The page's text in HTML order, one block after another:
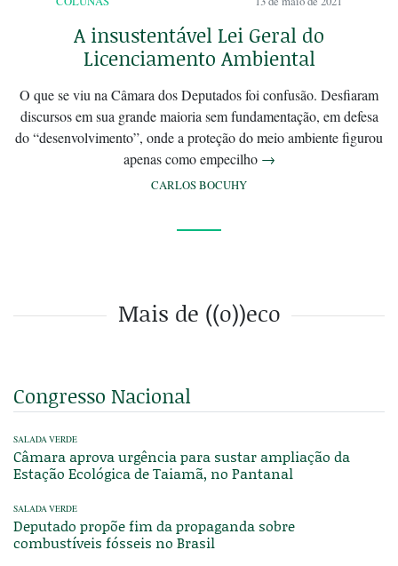
A insustentável Lei Geral do
Licenciamento Ambiental
O que se viu na Câmara dos Deputados foi confusão. Desfiaram
discursos em sua grande maioria sem fundamentação, em defesa
do “desenvolvimento”, onde a proteção do meio ambiente figurou
apenas como empecilho →
CARLOS BOCUHY
Mais de ((o))eco
Congresso Nacional
SALADA VERDE
Câmara aprova urgência para sustar ampliação da
Estação Ecológica de Taiamã, no Pantanal
SALADA VERDE
Deputado propõe fim da propaganda sobre
combustíveis fósseis no Brasil